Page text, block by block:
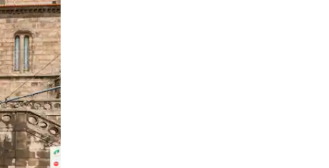
prstom po zaslonu.